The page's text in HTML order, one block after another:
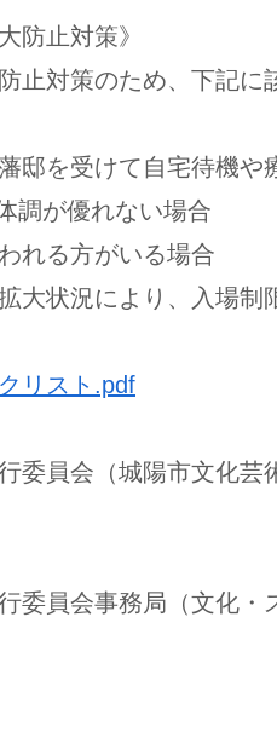
防止対策》
止対策のため、下記に
邸を受けて自宅待機
調が優れない場合
れる方がいる場合
大状況により、入場制
リスト.pdf
委員会（城陽市文化芸
委員会事務局（文化・